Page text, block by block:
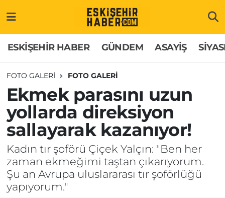
ESKİŞEHİR HABER GÜNDEM ASAYİŞ
FOTO GALERI FOTO GALERİ
Ekmek parasını uzun
yollarda direksiyon
sallayarak kazanıyor!
Kadın tır şoförü Çiçek Yalçın: "Ben her
zaman ekmeğimi taştan çıkarıyorum.
Şu an Avrupa uluslararası tır şoförlüğü
yapıyorum."
GÜNDEM
ASAYİŞ
SİYASET
EKONOMİ
SAĞLIK
EĞİTİM
Hakkımızda
İletişim
Künye
Odunpazarı Trafik Yoğunluk Haritası
Süper Lig Puan Durumu ve Fikstür
Tüm Manşetler
Son Dakika Haberleri
Haber Arşivi